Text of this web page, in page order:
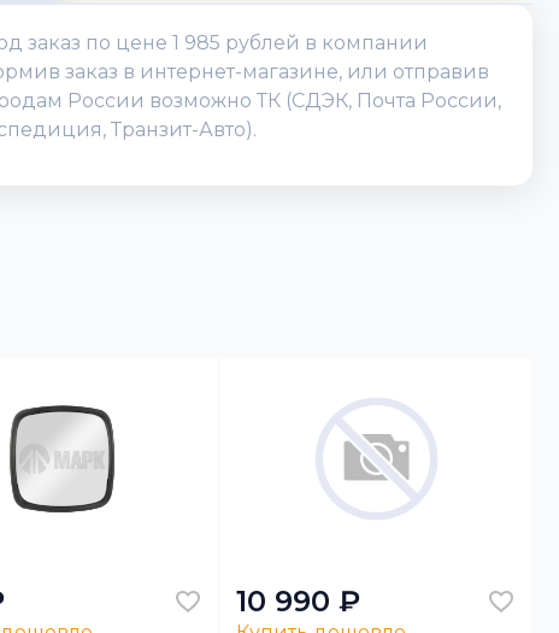
заказ по цене 1 985 рублей в компании
заказ в интернет-магазине, или отправив
России возможно ТК (СДЭК, Почта России,
Транзит-Авто).
10 990 ₽